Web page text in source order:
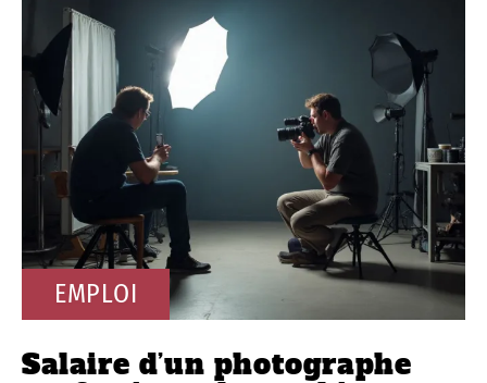
EMPLOI
Salaire d’un photographe